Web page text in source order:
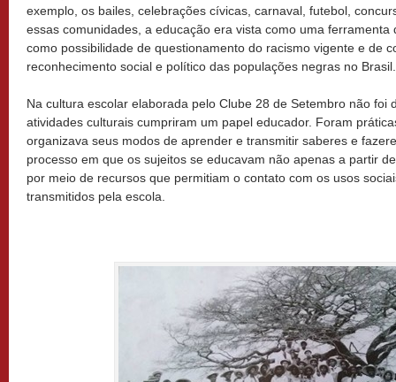
exemplo, os bailes, celebrações cívicas, carnaval, futebol,
essas comunidades, a educação era vista como uma
como possibilidade de questionamento do racismo vigente e de
reconhecimento social e político das populações negras no Brasil.
Na cultura escolar elaborada pelo Clube 28 de Setembro não foi
atividades culturais cumpriram um papel educador. Foram
organizava seus modos de aprender e transmitir saberes e
processo em que os sujeitos se educavam não apenas a partir
por meio de recursos que permitiam o contato com os usos
transmitidos pela escola.